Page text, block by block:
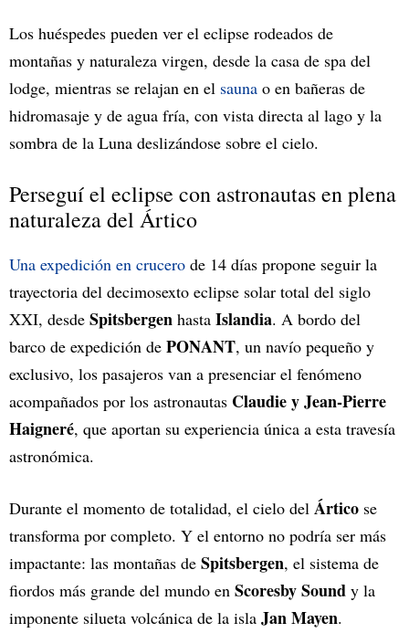
Los huéspedes pueden ver el eclipse rodeados de
montañas y naturaleza virgen, desde la casa de spa del
lodge, mientras se relajan en el sauna o en bañeras de
hidromasaje y de agua fría, con vista directa al lago y la
sombra de la Luna deslizándose sobre el cielo.
Perseguí el eclipse con astronautas en plena
naturaleza del Ártico
Una expedición en crucero de 14 días propone seguir la
trayectoria del decimosexto eclipse solar total del siglo
XXI, desde Spitsbergen hasta Islandia. A bordo del
barco de expedición de PONANT, un navío pequeño y
exclusivo, los pasajeros van a presenciar el fenómeno
acompañados por los astronautas Claudie y Jean-Pierre
Haigneré, que aportan su experiencia única a esta travesía
astronómica.
Durante el momento de totalidad, el cielo del Ártico se
transforma por completo. Y el entorno no podría ser más
impactante: las montañas de Spitsbergen, el sistema de
fiordos más grande del mundo en Scoresby Sound y la
imponente silueta volcánica de la isla Jan Mayen.